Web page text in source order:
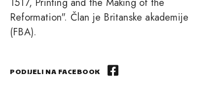
Reformation". Član je Britanske akademije
(FBA).
PODIJELI NA FACEBOOK